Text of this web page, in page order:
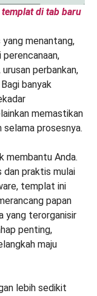
di tab baru
menantang,
perbankan,
banyak
memastikan
prosesnya.
membantu Anda.
dan praktis mulai
templat ini
papan
yang terorganisir
penting,
maju
lebih sedikit